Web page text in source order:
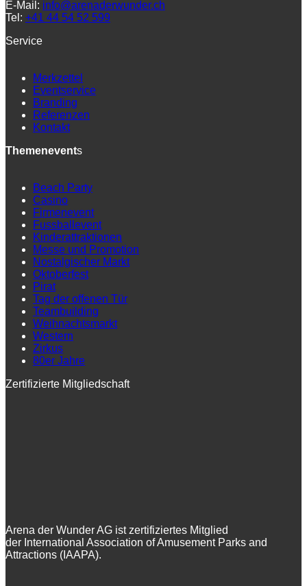
E-Mail: info@arenaderwunder.ch
Tel: +41 44 54 52 599
Service
Merkzettel
Eventservice
Branding
Referenzen
Kontakt
Themenevents
Beach Party
Casino
Firmenevent
Fussballevent
Kinderattraktionen
Messe und Promotion
Nostalgischer Markt
Oktoberfest
Pirat
Tag der offenen Tür
Teambuilding
Weihnachtsmarkt
Western
Zirkus
80er Jahre
Zertifizierte Mitgliedschaft
Arena der Wunder AG ist zertifiziertes Mitglied
der International Association of Amusement Parks and
Attractions (IAAPA).